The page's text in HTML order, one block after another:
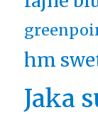
hm
Jaka